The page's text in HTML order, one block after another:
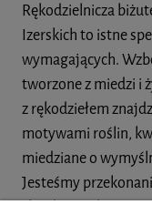
Rękodzielnicza
Izerskich to istne
wymagających.
tworzone z miedzi i
z rękodziełem
motywami roślin,
miedziane o
Jesteśmy